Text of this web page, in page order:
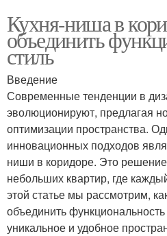
Кухня-ниша в
объединить
стиль
Введение
Современные тенденции в
эволюционируют, предлагая
оптимизации пространства.
инновационных подходов
ниши в коридоре. Это
небольших квартир, где
этой статье мы рассмотрим,
объединить функциональность
уникальное и удобное